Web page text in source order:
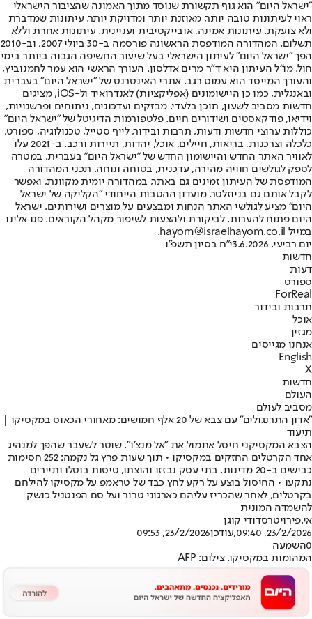
"ישראל היום" הוא גוף תקשורת שנוסד מתוך האמונה שהציבור הישראלי
ראוי לעיתונות טובה יותר, מאוזנת יותר ומדויקת יותר. עיתונות שמדברת
ולא צועקת. עיתונות אמינה, אובייקטיבית ועניינית. עיתונות אחרת וללא
תשלום. המהדורה המודפסת הראשונה פורסמה ב-30 ביולי 2007, וב-2010
הפך "ישראל היום" לעיתון הישראלי בעל שיעור החשיפה הגבוה ביותר בימי
חול. מו"ל העיתון היא ד"ר מרים אדלסון. העורך הראשי הוא עמר לחמנוביץ,
והעורך המייסד הוא עמוס רגב. אתרי האינטרנט של "ישראל היום" בעברית
ובאנגלית, כמו כן היישומונים (אפליקציות) לאנדרואיד ול-iOS, מציגים
חדשות מסביב לשעון, תוכן בלעדי, מבזקים ועדכונים, ניתוחים ופרשנויות,
וידיאו, פודקאסטים ושידורים חיים. פלטפורמות הדיגיטל של "ישראל היום"
כוללות ערוצי חדשות ודעות, תרבות ובידור, לייף סטייל, טכנולוגיה, ספורט,
כלכלה וצרכנות, בריאות, חיילים, אוכל, יהדות, תיירות ורכב. ב-2021 עלו
לאוויר האתר החדש והיישומון החדש של "ישראל היום" בעברית, במטרה
לספק לגולשים חוויה מהירה, עדכנית, בטוחה ונוחה. תכני המהדורה
המודפסת של העיתון זמינים גם באתר, במהדורה יומית מקוונת, ואפשר
לקבל אותם גם בניוזלטר. מועדון ההטבות הייחודי "הקליקה של ישראל
היום" מציע לגולשי האתר הנחות ומבצעים על מוצרים ושירותים. ישראל
היום פתוח להערות, לביקורת ולהצעות לשיפור מקהל הקוראים. פנו אלינו
במייל hayom@israelhayom.co.il.
יום רביעי, 3.6.2026
י"ח בסיון תשפ"ו
חדשות
דעות
ספורט
ForReal
תרבות ובידור
אוכל
מגזין
אנחנו מגייסים
English
X
חדשות
העולם
מסביב לעולם
"אדון התרנגולים" עם צבא של 20 אלף חמושים: מאחורי הכאוס במקסיקו |
תיעוד
הצבא המקסיקני חיסל אתמול את ״אל מנצ׳ו״, שוטר לשעבר שהפך למנהיג
אחד הקרטלים החזקים במקסיקו • תוך שעות פרץ גל נקמה: 252 חסימות
כבישים ב-20 מדינות, בתי עסק נבזזו והוצתו, טיסות בוטלו ותיירים
נתקעו • החיסול בוצע על רקע לחץ כבד של טראמפ על מקסיקו להילחם
בקרטלים, לאחר שהכריז עליהם כארגוני טרור ועל סם הפנטניל כנשק
להשמדה המונית
אי.פירויטרסדודי קוגן
23/2/2026, 09:40
,עודכן23/2/2026, 09:53
0השמעה
המהומות במקסיקו. צילום: AFP